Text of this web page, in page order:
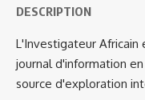
DESCRIPTION
L'Investigateur Africain
journal d'information
source d'exploration